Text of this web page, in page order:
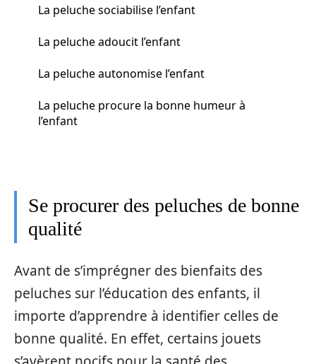
La peluche sociabilise l’enfant
La peluche adoucit l’enfant
La peluche autonomise l’enfant
La peluche procure la bonne humeur à
l’enfant
Se procurer des peluches de bonne
qualité
Avant de s’imprégner des bienfaits des
peluches sur l’éducation des enfants, il
importe d’apprendre à identifier celles de
bonne qualité. En effet, certains jouets